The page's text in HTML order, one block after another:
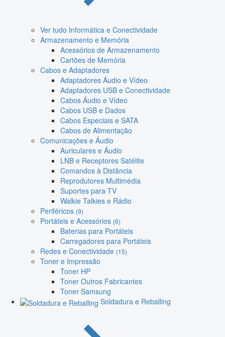
Ver tudo Informática e Conectividade
Armazenamento e Memória
Acessórios de Armazenamento
Cartões de Memória
Cabos e Adaptadores
Adaptadores Áudio e Vídeo
Adaptadores USB e Conectividade
Cabos Áudio e Vídeo
Cabos USB e Dados
Cabos Especiais e SATA
Cabos de Alimentação
Comunicações e Áudio
Auriculares e Áudio
LNB e Receptores Satélite
Comandos à Distância
Reprodutores Multimédia
Suportes para TV
Walkie Talkies e Rádio
Periféricos (9)
Portáteis e Acessórios (6)
Baterias para Portáteis
Carregadores para Portáteis
Redes e Conectividade (15)
Toner e Impressão
Toner HP
Toner Outros Fabricantes
Toner Samsung
Soldadura e Reballing